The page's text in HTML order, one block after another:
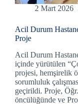
2 Mart 2026
Acil Durum
Proje
Acil Durum
içinde yürütülen
projesi, hemşirelik
sorumluluk
geçirildi. Proje,
öncülüğünde ve